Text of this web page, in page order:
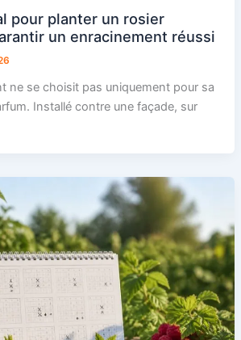
pour planter un rosier
un enracinement réussi
ne se choisit pas uniquement pour sa
Installé contre une façade, sur